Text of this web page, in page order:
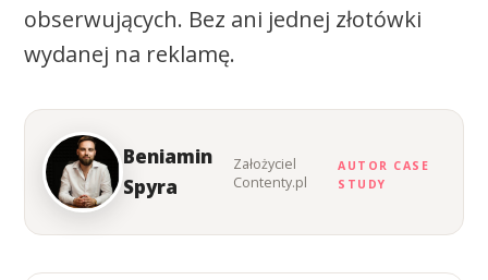
obserwujących. Bez ani jednej złotówki
wydanej na reklamę.
Beniamin
Spyra
Założyciel
Contenty.pl
AUTOR CASE
STUDY